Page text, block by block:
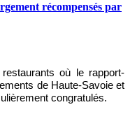
récompensés par
où le rapport-
de Haute-Savoie et
congratulés.